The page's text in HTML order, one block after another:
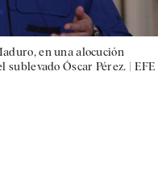
en una alocución
sublevado Óscar Pérez. | EFE